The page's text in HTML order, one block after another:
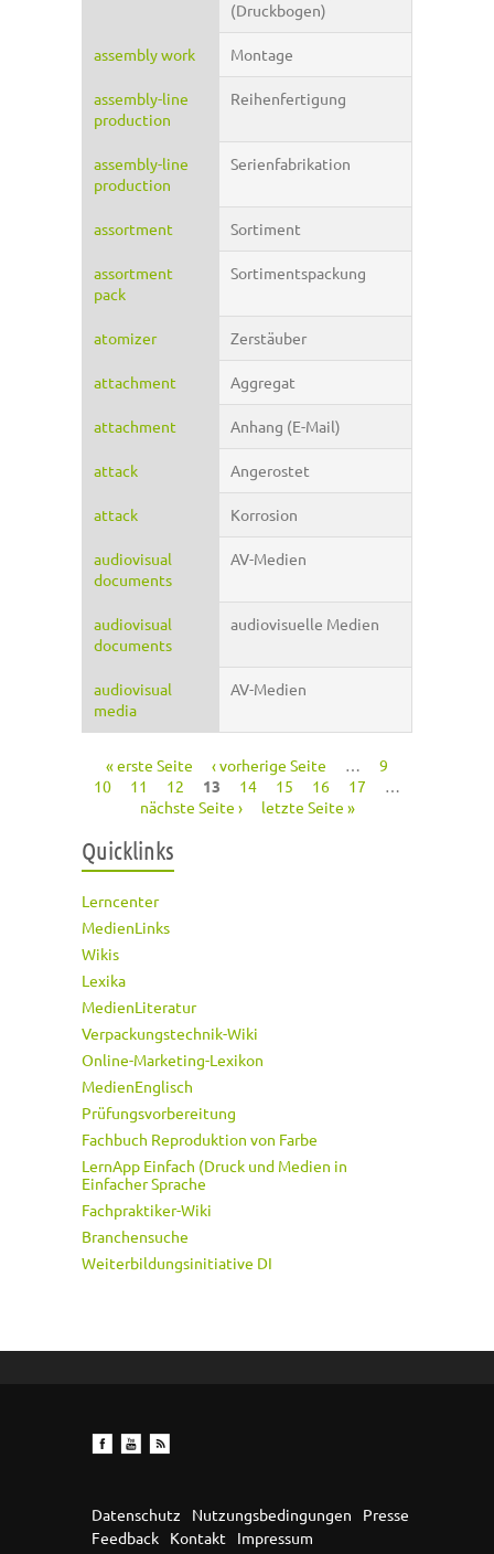
(Druckbogen)
assembly work Montage
assembly-line
production
Reihenfertigung
assembly-line
production
Serienfabrikation
assortment Sortiment
assortment
pack
Sortimentspackung
atomizer Zerstäuber
attachment Aggregat
attachment Anhang (E-Mail)
attack Angerostet
attack Korrosion
audiovisual
documents
AV-Medien
audiovisual
documents
audiovisuelle Medien
audiovisual
media
AV-Medien
Seiten
« erste Seite ‹ vorherige Seite …
9
10
11 12 13 14 15 16 17
…
nächste Seite ›
letzte Seite »
Quicklinks
Lerncenter
MedienLinks
Wikis
Lexika
MedienLiteratur
Verpackungstechnik-Wiki
Online-Marketing-Lexikon
MedienEnglisch
Prüfungsvorbereitung
Fachbuch Reproduktion von Farbe
LernApp Einfach (Druck und Medien in
Einfacher Sprache
Fachpraktiker-Wiki
Branchensuche
Weiterbildungsinitiative DI
Datenschutz Nutzungsbedingungen
Presse
Feedback
Kontakt Impressum